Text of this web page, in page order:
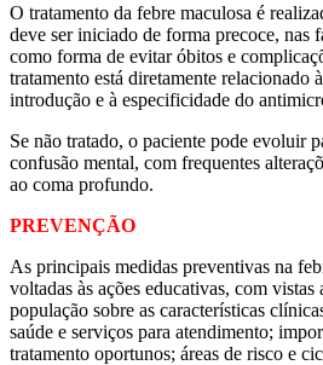
O tratamento da febre maculosa é
deve ser iniciado de forma precoce, nas
como forma de evitar óbitos e
tratamento está diretamente relacionado
introdução e à especificidade do
Se não tratado, o paciente pode evoluir
confusão mental, com frequentes
ao coma profundo.
PREVENÇÃO
As principais medidas preventivas na
voltadas às ações educativas, com vistas
população sobre as características
saúde e serviços para atendimento;
tratamento oportunos; áreas de risco e